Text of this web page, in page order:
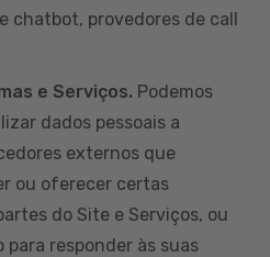
chatbot, provedores de call
e Serviços. Podemos
dados pessoais a
externos que
ou oferecer certas
do Site e Serviços, ou
responder às suas